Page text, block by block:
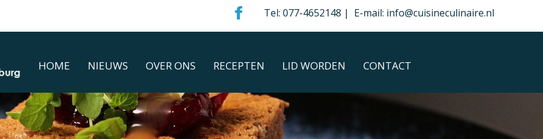
Tel: 077-4652148 | E-mail: info@cuisineculinaire.nl
HOME NIEUWS OVER ONS RECEPTEN LID WORDEN CONTACT